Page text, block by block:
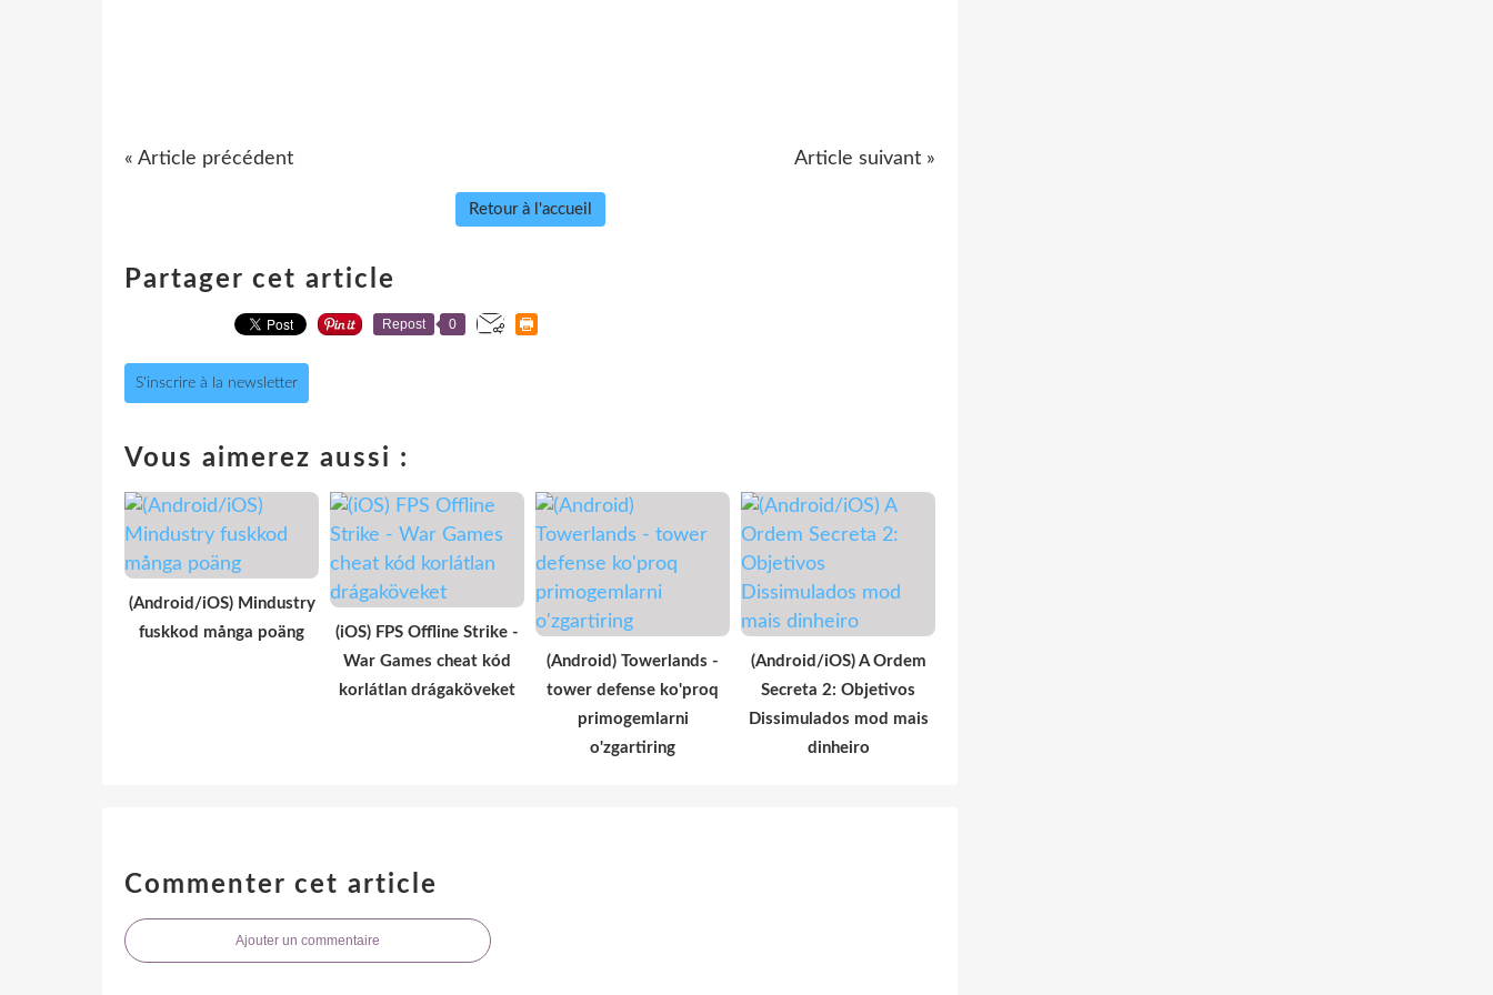
« Article précédent Article suivant »
Retour à l'accueil
Partager cet article
Repost 0
S'inscrire à la newsletter
Vous aimerez aussi :
(Android/iOS) Mindustry
fuskkod många poäng
(iOS) FPS Offline Strike -
War Games cheat kód
korlátlan drágaköveket
(Android) Towerlands -
tower defense ko'proq
primogemlarni
o'zgartiring
(Android/iOS) A Ordem
Secreta 2: Objetivos
Dissimulados mod mais
dinheiro
Commenter cet article
Ajouter un commentaire